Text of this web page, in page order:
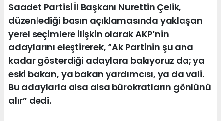
Saadet Partisi İl Başkanı Nurettin Çelik,
düzenlediği basın açıklamasında yaklaşan
yerel seçimlere ilişkin olarak AKP’nin
adaylarını eleştirerek, “Ak Partinin şu ana
kadar gösterdiği adaylara bakıyoruz da; ya
eski bakan, ya bakan yardımcısı, ya da vali.
Bu adaylarla alsa alsa bürokratların gönlünü
alır” dedi.